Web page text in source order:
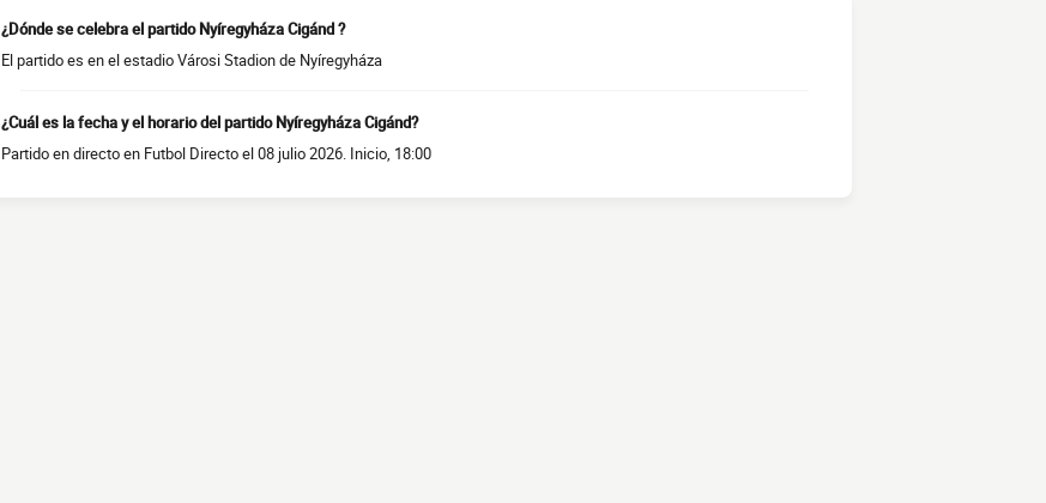
¿Dónde se celebra el partido Nyíregyháza Cigánd ?
El partido es en el estadio Városi Stadion de Nyíregyháza
¿Cuál es la fecha y el horario del partido Nyíregyháza Cigánd?
Partido en directo en Futbol Directo el 08 julio 2026. Inicio, 18:00